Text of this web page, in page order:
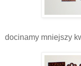
docinamy mniejszy